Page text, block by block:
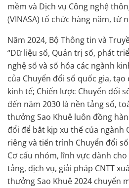
mềm và Dịch vụ Công nghệ
(VINASA) tổ chức hàng năm, từ
Năm 2024, Bộ Thông tin và
“Dữ liệu số, Quản trị số, phát
nghệ số và số hóa các ngành
của Chuyển đổi số quốc gia,
kinh tế; Chiến lược Chuyển đổi
đến năm 2030 là nền tảng số,
thưởng Sao Khuê luôn đồng
đổi để bắt kịp xu thế của ngành
riêng và tiến trình Chuyển đổi
Cơ cấu nhóm, lĩnh vực dành
tảng, dịch vụ, giải pháp CNTT
thưởng Sao Khuê 2024 chuyển